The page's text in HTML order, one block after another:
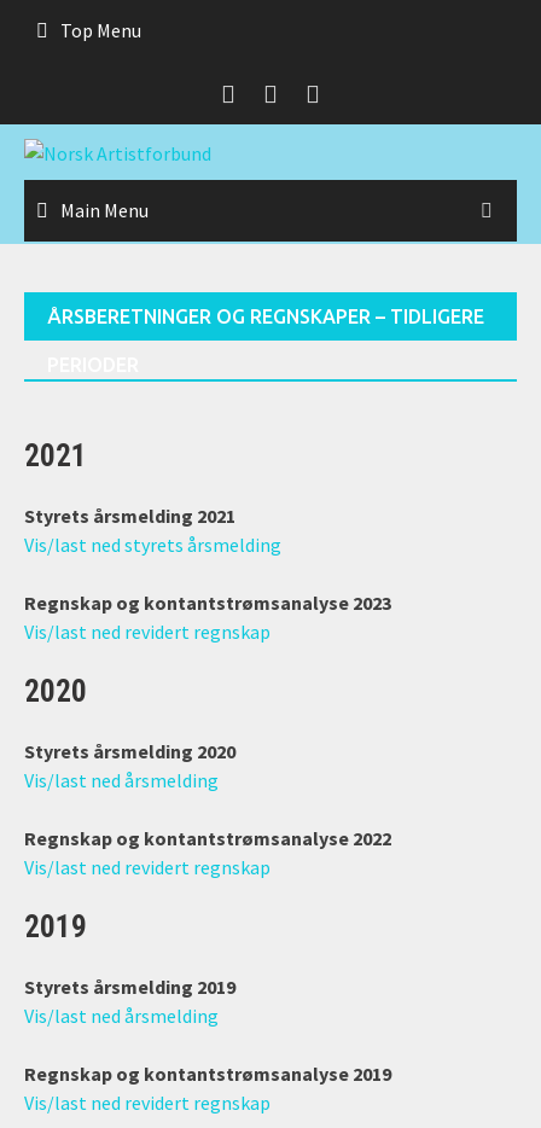
Top Menu
Main Menu
ÅRSBERETNINGER OG REGNSKAPER – TIDLIGERE
2021
Styrets årsmelding 2021
Vis/last ned styrets årsmelding
Regnskap og kontantstrømsanalyse 2023
Vis/last ned revidert regnskap
2020
Styrets årsmelding 2020
Vis/last ned årsmelding
Regnskap og kontantstrømsanalyse 2022
Vis/last ned revidert regnskap
2019
Styrets årsmelding 2019
Vis/last ned årsmelding
Regnskap og kontantstrømsanalyse 2019
Vis/last ned revidert regnskap